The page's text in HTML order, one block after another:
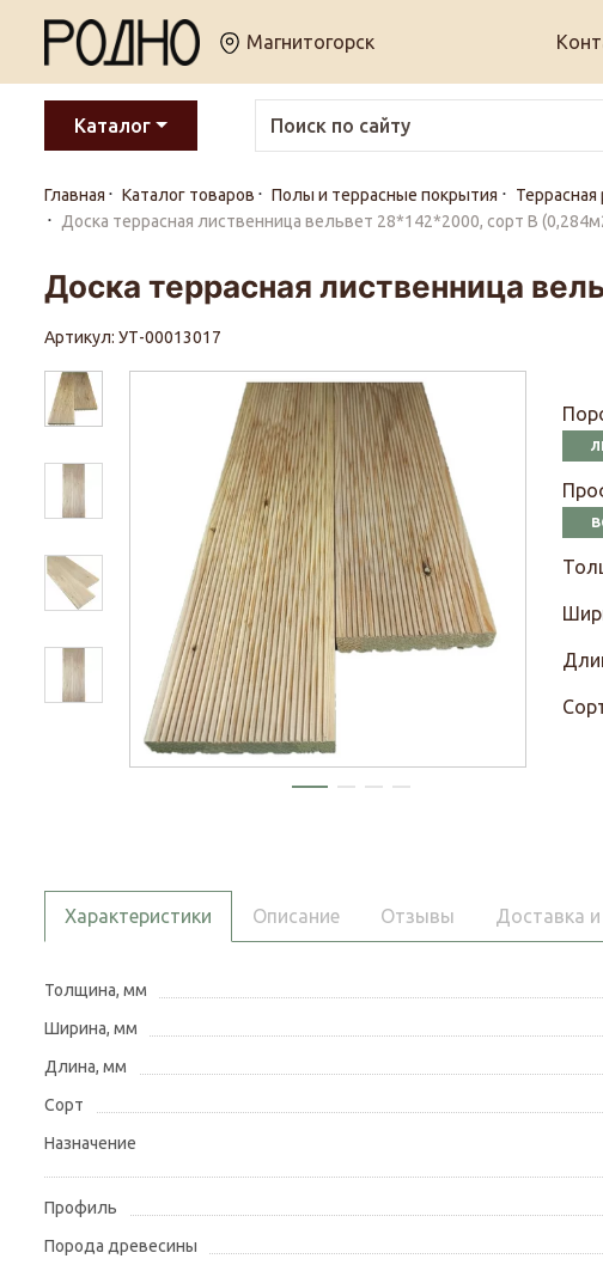
Магнитогорск
Каталог
Главная Каталог товаров Полы и террасные покрытия
Доска террасная лиственница вельвет 28*142*2000, сорт В
Доска террасная лиственница
Артикул: УТ-00013017
Характеристики Описание Отзывы Доставка
Толщина, мм
Ширина, мм
Длина, мм
Сорт
Назначение
Профиль
Порода древесины